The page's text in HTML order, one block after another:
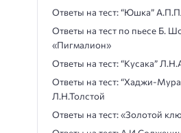
Ответы на тест: “Юшка”
Ответы на тест по пьесе Б.
«Пигмалион»
Ответы на тест: “Кусака”
Ответы на тест: “Хаджи-
Л.Н.Толстой
Ответы на тест: «Золотой